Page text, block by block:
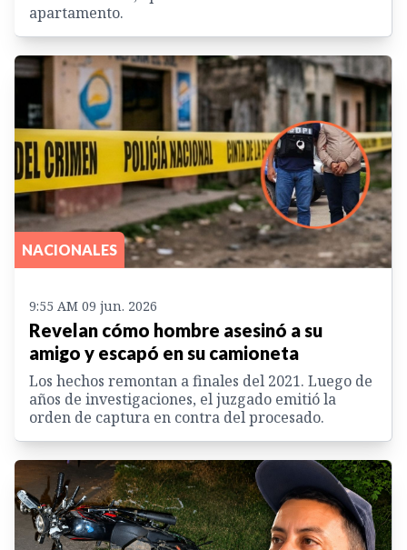
apartamento.
NACIONALES
9:55 AM 09 jun. 2026
Revelan cómo hombre asesinó a su
amigo y escapó en su camioneta
Los hechos remontan a finales del 2021. Luego de
años de investigaciones, el juzgado emitió la
orden de captura en contra del procesado.